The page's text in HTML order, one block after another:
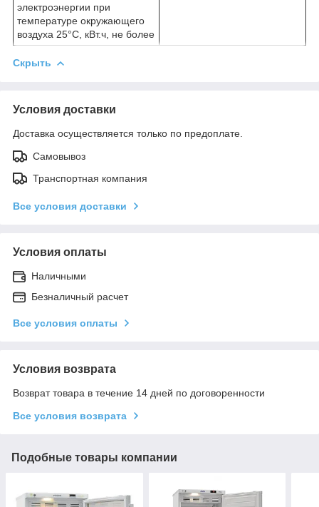
электроэнергии при
температуре окружающего
воздуха 25°C, кВт.ч, не более
Скрыть
Условия доставки
Доставка осуществляется только по предоплате.
Самовывоз
Транспортная компания
Все условия доставки
Условия оплаты
Наличными
Безналичный расчет
Все условия оплаты
Условия возврата
Возврат товара в течение 14 дней по договоренности
Все условия возврата
Подобные товары компании